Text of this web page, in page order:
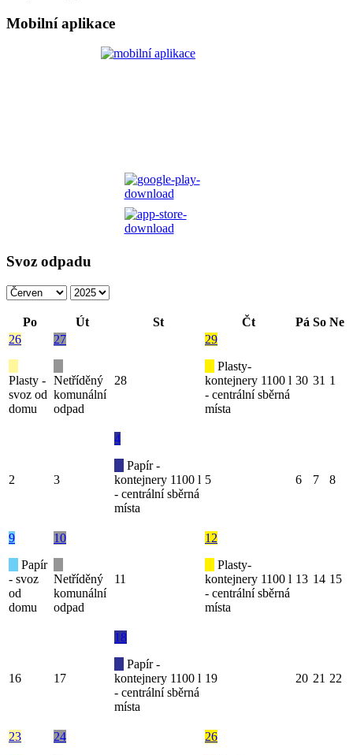
Mobilní aplikace
Svoz odpadu
Po Út St Čt Pá So Ne
26
Plasty -
svoz od
domu
27
Netříděný
komunální
odpad
28
29
Plasty-
kontejnery 1100 l
- centrální sběrná
místa
30 31 1
2 3
4
Papír -
kontejnery 1100 l
- centrální sběrná
místa
5 6 7 8
9
Papír
- svoz
od
domu
10
Netříděný
komunální
odpad
11
12
Plasty-
kontejnery 1100 l
- centrální sběrná
místa
13 14 15
16 17
18
Papír -
kontejnery 1100 l
- centrální sběrná
místa
19 20 21 22
23 24
26